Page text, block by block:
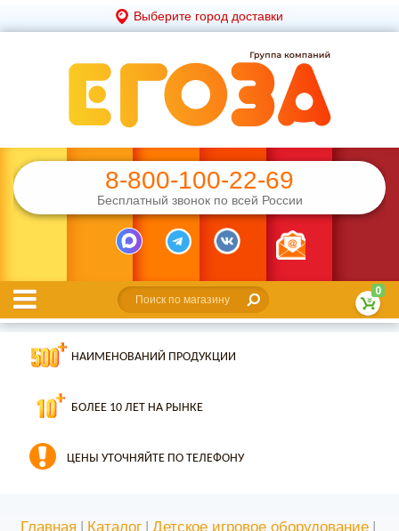
Выберите город доставки
8-800-100-22-69
Бесплатный звонок по всей России
0
НАИМЕНОВАНИЙ ПРОДУКЦИИ
БОЛЕЕ 10 ЛЕТ НА РЫНКЕ
ЦЕНЫ УТОЧНЯЙТЕ ПО ТЕЛЕФОНУ
Главная | Каталог | Детское игровое оборудование |